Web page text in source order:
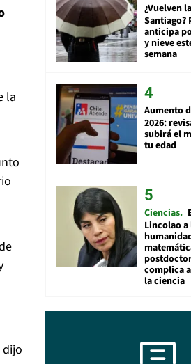
la
dijo
¿Vuelven
Santiago?
anticipa
y nieve
semana
Aumento
2026:
subirá el
tu edad
Ciencias
Lincolao a
complica
la ciencia